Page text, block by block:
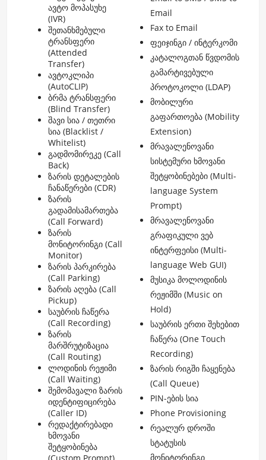
ავტო მოპასუხე
(IVR)
შეთანხმებული
ტრანსფერი
(Attended
Transfer)
ავტოკლიპი
(AutoCLIP)
ბრმა ტრანსფერი
(Blind Transfer)
შავი სია / თეთრი
სია (Blacklist /
Whitelist)
გადმომირეკე (Call
Back)
ზარის დეტალების
ჩანაწერები (CDR)
ზარის
გადამისამართება
(Call Forward)
ზარის
მონიტორინგი (Call
Monitor)
ზარის პარკირება
(Call Parking)
ზარის აღება (Call
Pickup)
საუბრის ჩაწერა
(Call Recording)
ზარის
მარშრუტიზაცია
(Call Routing)
ლოდინის რეჟიმი
(Call Waiting)
შემომავალი ზარის
იდენტიფიცირება
(Caller ID)
რედაქტირებადი
ხმოვანი
შეტყობინება
Email
Fax to Email
ფეიჯინგი / ინტერკომი
კატალოგთან წვდომის
გამარტივებული
პროტოკოლი (LDAP)
მობილური
გაფართოება (Mobility
Extension)
მრავალენოვანი
სისტემური ხმოვანი
შეტყობინებები (Multi-
language System
Prompt)
მრავალენოვანი
გრაფიკული ვებ
ინტერფეისი (Multi-
language Web GUI)
მუსიკა მოლოდინის
რეჟიმში (Music on
Hold)
საუბრის ერთი შეხებით
ჩაწერა (One Touch
Recording)
ზარის რიგში ჩაყენება
(Call Queue)
PIN-ების სია
Phone Provisioning
რეალურ დროში
სტატუსის
მონიტორინგი